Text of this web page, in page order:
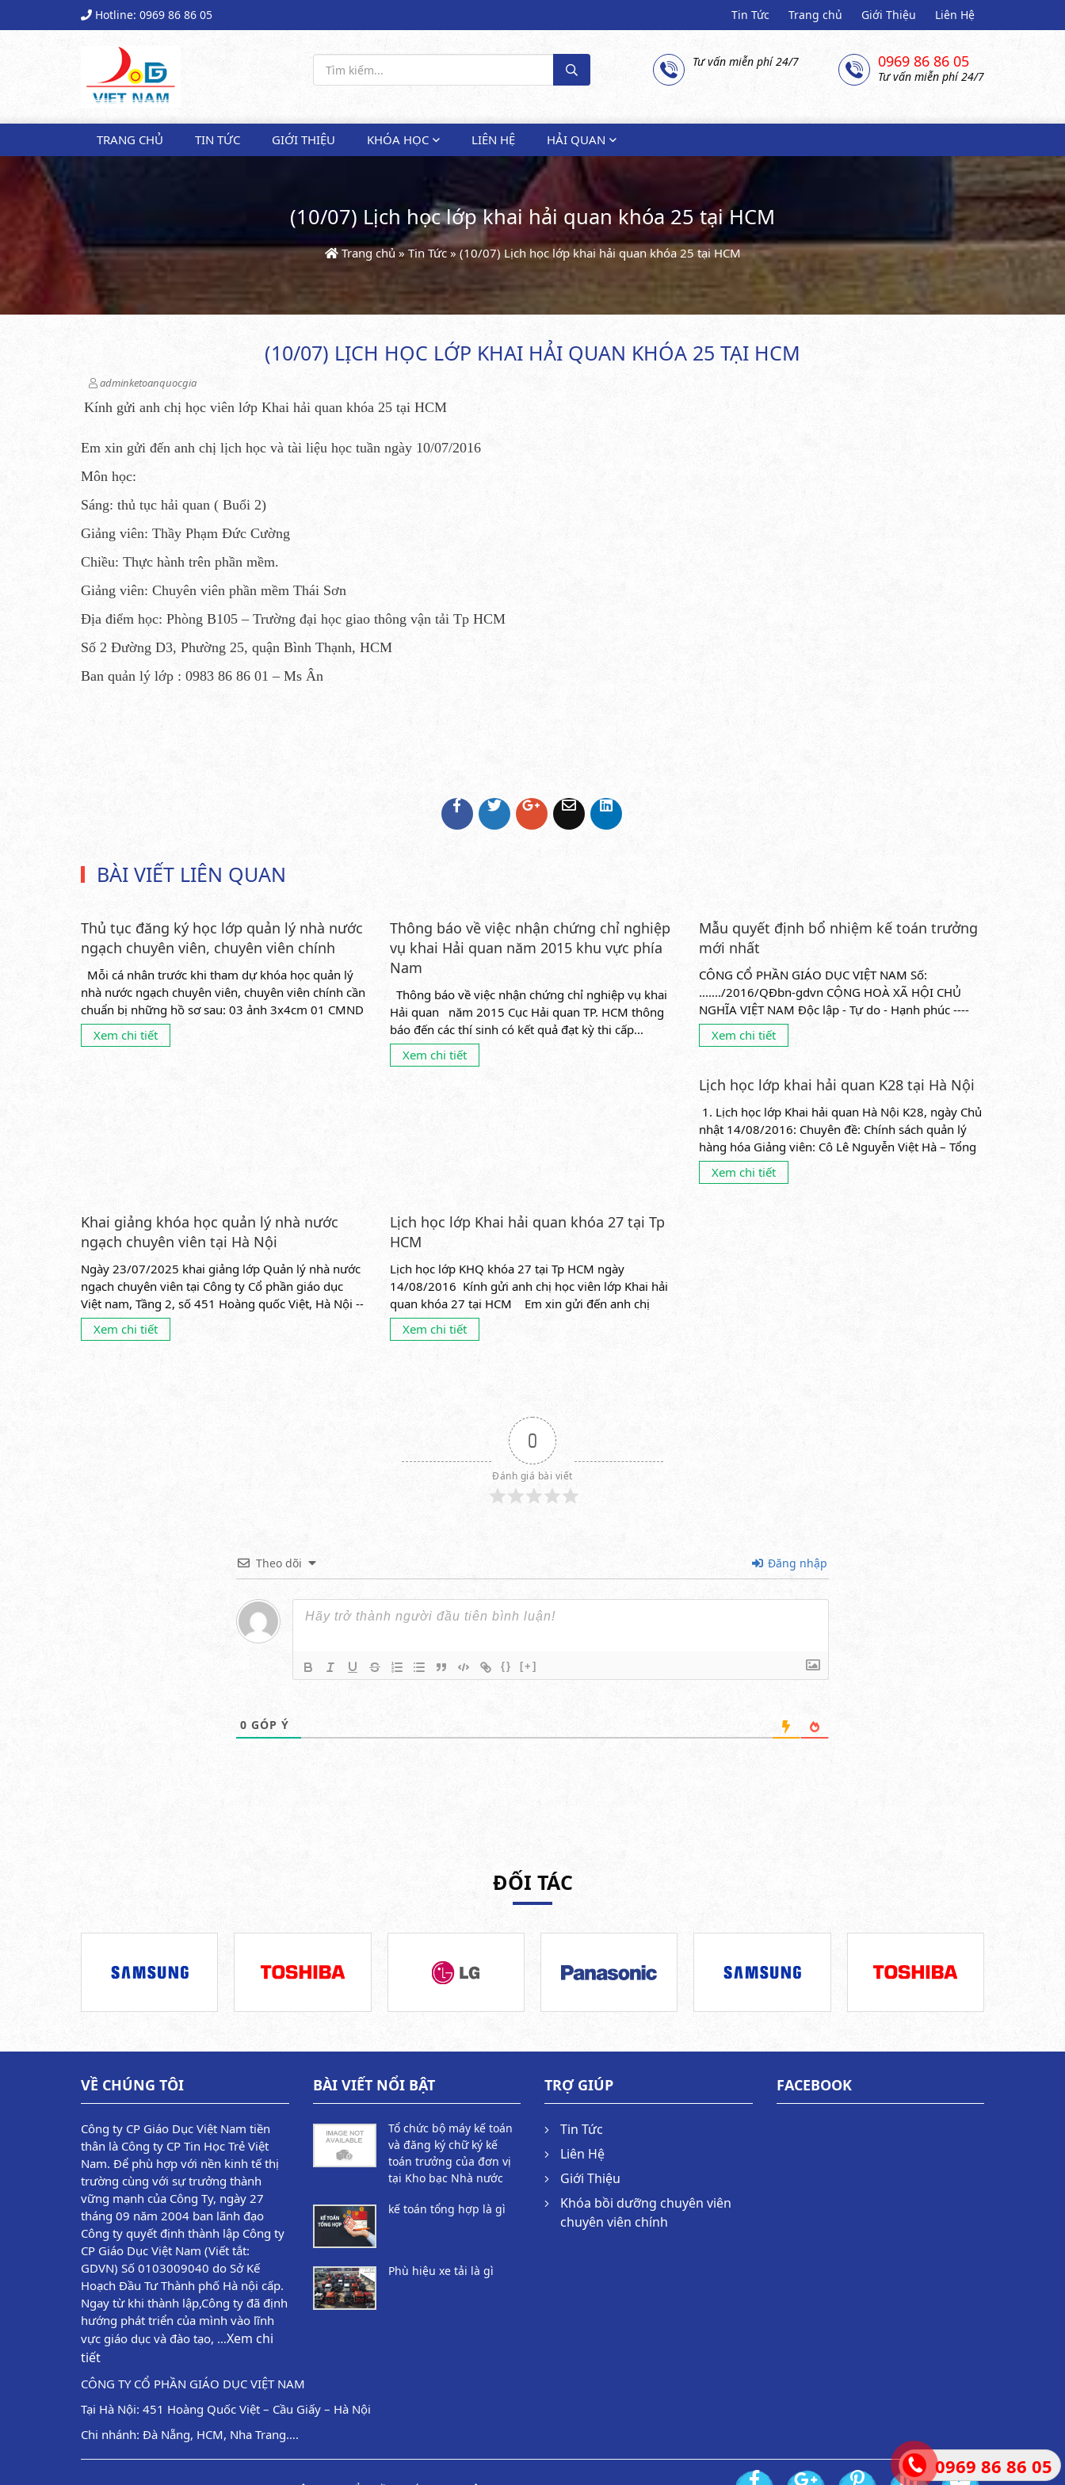
0969 86 86 05
Hotline: 0969 86 86 05 Tin Tức Trang chủ Giới Thiệu Liên Hệ
0969 86 86 05
Tư vấn miễn phí 24/7
Tư vấn miễn phí 24/7
TRANG CHỦ TIN TỨC GIỚI THIỆU KHÓA HỌC LIÊN HỆ HẢI QUAN
(10/07) Lịch học lớp khai hải quan khóa 25 tại HCM
Trang chủ» Tin Tức» (10/07) Lịch học lớp khai hải quan khóa 25 tại HCM
(10/07) LỊCH HỌC LỚP KHAI HẢI QUAN KHÓA 25 TẠI HCM
adminketoanquocgia
Kính gửi anh chị học viên lớp Khai hải quan khóa 25 tại HCM
Em xin gửi đến anh chị lịch học và tài liệu học tuần ngày 10/07/2016
Môn học:
Sáng: thủ tục hải quan ( Buổi 2)
Giảng viên: Thầy Phạm Đức Cường
Chiều: Thực hành trên phần mềm.
Giảng viên: Chuyên viên phần mềm Thái Sơn
Địa điểm học: Phòng B105 – Trường đại học giao thông vận tải Tp HCM
Số 2 Đường D3, Phường 25, quận Bình Thạnh, HCM
Ban quản lý lớp : 0983 86 86 01 – Ms Ân
BÀI VIẾT LIÊN QUAN
Thủ tục đăng ký học lớp quản lý nhà nước
ngạch chuyên viên, chuyên viên chính
Mỗi cá nhân trước khi tham dự khóa học quản lý
nhà nước ngạch chuyên viên, chuyên viên chính cần
chuẩn bị những hồ sơ sau: 03 ảnh 3x4cm 01 CMND
bản...
Xem chi tiết
Thông báo về việc nhận chứng chỉ nghiệp
vụ khai Hải quan năm 2015 khu vực phía
Nam
Thông báo về việc nhận chứng chỉ nghiệp vụ khai
Hải quan năm 2015 Cục Hải quan TP. HCM thông
báo đến các thí sinh có kết quả đạt kỳ thi cấp...
Xem chi tiết
Mẫu quyết định bổ nhiệm kế toán trưởng
mới nhất
CÔNG CỔ PHẦN GIÁO DỤC VIỆT NAM Số:
......./2016/QĐbn-gdvn CỘNG HOÀ XÃ HỘI CHỦ
NGHĨA VIỆT NAM Độc lập - Tự do - Hạnh phúc ----
o0o---- Hà Nội, ngày ...... tháng .........
Xem chi tiết
Lịch học lớp khai hải quan K28 tại Hà Nội
1. Lịch học lớp Khai hải quan Hà Nội K28, ngày Chủ
nhật 14/08/2016: Chuyên đề: Chính sách quản lý
hàng hóa Giảng viên: Cô Lê Nguyễn Việt Hà – Tổng
cục Hải quan...
Xem chi tiết
Khai giảng khóa học quản lý nhà nước
ngạch chuyên viên tại Hà Nội
Ngày 23/07/2025 khai giảng lớp Quản lý nhà nước
ngạch chuyên viên tại Công ty Cổ phần giáo dục
Việt nam, Tầng 2, số 451 Hoàng quốc Việt, Hà Nội --
----------------------------------- Khóa học...
Xem chi tiết
Lịch học lớp Khai hải quan khóa 27 tại Tp
HCM
Lịch học lớp KHQ khóa 27 tại Tp HCM ngày
14/08/2016 Kính gửi anh chị học viên lớp Khai hải
quan khóa 27 tại HCM Em xin gửi đến anh chị
lịch...Xem chi tiết
0
Đánh giá bài viết
Theo dõi Đăng nhập
{} [+]
0 GÓP Ý
ĐỐI TÁC
VỀ CHÚNG TÔI
Công ty CP Giáo Dục Việt Nam tiền
thân là Công ty CP Tin Học Trẻ Việt
Nam. Để phù hợp với nền kinh tế thị
trường cùng với sự trưởng thành
vững mạnh của Công Ty, ngày 27
tháng 09 năm 2004 ban lãnh đạo
Công ty quyết định thành lập Công ty
CP Giáo Dục Việt Nam (Viết tắt:
GDVN) Số 0103009040 do Sở Kế
Hoạch Đầu Tư Thành phố Hà nội cấp.
Ngay từ khi thành lập,Công ty đã định
hướng phát triển của mình vào lĩnh
vực giáo dục và đào tạo, …Xem chi
tiết
BÀI VIẾT NỔI BẬT
Tổ chức bộ máy kế toán
và đăng ký chữ ký kế
toán trưởng của đơn vị
tại Kho bạc Nhà nước
kế toán tổng hợp là gì
Phù hiệu xe tải là gì
TRỢ GIÚP
Tin Tức
Liên Hệ
Giới Thiệu
Khóa bồi dưỡng chuyên viên
chuyên viên chính
FACEBOOK
CÔNG TY CỔ PHẦN GIÁO DỤC VIỆT NAM
Tại Hà Nội: 451 Hoàng Quốc Việt – Cầu Giấy – Hà Nội
Chi nhánh: Đà Nẵng, HCM, Nha Trang….